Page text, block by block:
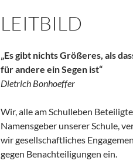
LEITBILD
„Es gibt nichts Größeres, als
für andere ein Segen ist“
Dietrich Bonhoeffer
Wir, alle am Schulleben
Namensgeber unserer Schule,
wir gesellschaftliches
gegen Benachteiligungen ein.